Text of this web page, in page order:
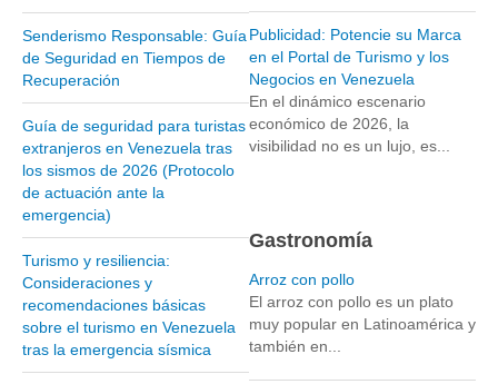
Parque Nacional Parima-Tapirapeco
Parque Nacional Jaua-Sarisariñama
Ecoturismo en Venezuela
Montañas y Llanos
Zona Costera Venezolana
Amazonas
Barlovento
Delta Amacuro
Estado Sucre
La Colonia Tovar
La Gran Sabana
Senderismo Responsable: Guía
de Seguridad en Tiempos de
Recuperación
Guía de seguridad para turistas
extranjeros en Venezuela tras
los sismos de 2026 (Protocolo
de actuación ante la
emergencia)
Turismo y resiliencia:
Consideraciones y
recomendaciones básicas
sobre el turismo en Venezuela
tras la emergencia sísmica
Publicidad: Potencie su Marca
en el Portal de Turismo y los
Negocios en Venezuela
En el dinámico escenario
económico de 2026, la
visibilidad no es un lujo, es...
Gastronomía
Arroz con pollo
El arroz con pollo es un plato
muy popular en Latinoamérica y
también en...